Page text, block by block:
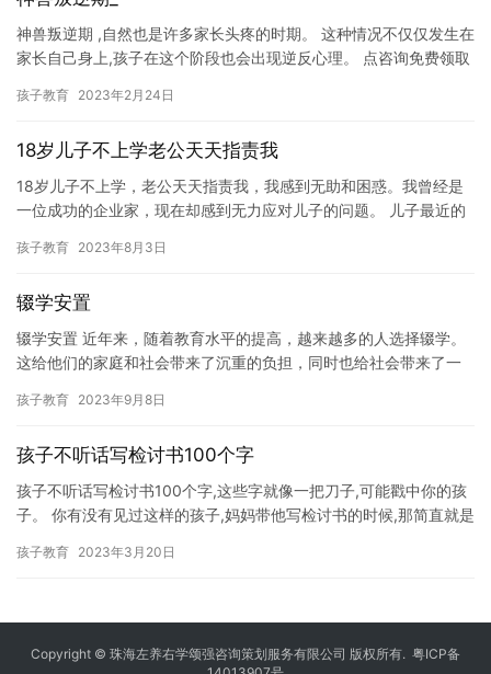
神兽叛逆期 ,自然也是许多家长头疼的时期。 这种情况不仅仅发生在
家长自己身上,孩子在这个阶段也会出现逆反心理。 点咨询免费领取
孩子教育 2023年2月24日
18岁儿子不上学老公天天指责我
18岁儿子不上学，老公天天指责我，我感到无助和困惑。我曾经是
一位成功的企业家，现在却感到无力应对儿子的问题。 儿子最近的
我…
孩子教育 2023年8月3日
辍学安置
辍学安置 近年来，随着教育水平的提高，越来越多的人选择辍学。
这给他们的家庭和社会带来了沉重的负担，同时也给社会带来了一
方案…
孩子教育 2023年9月8日
孩子不听话写检讨书100个字
孩子不听话写检讨书100个字,这些字就像一把刀子,可能戳中你的孩
子。 你有没有见过这样的孩子,妈妈带他写检讨书的时候,那简直就是
孩子教育 2023年3月20日
Copyright © 珠海左养右学颂强咨询策划服务有限公司 版权所有. 粤ICP备